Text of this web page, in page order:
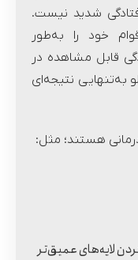
شدید نیست.
خود را به‌طور
قابل مشاهده در
به‌تنهایی نتیجه‌ای
هستند؛ مثل:
لایه‌های عمیق‌تر